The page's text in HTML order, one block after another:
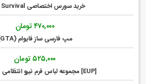
خرید سورس اختصاصی Survival فایوام
۴۷۰,۰۰۰تومان
مپ فارسی ساز فایوام (GTA)
۵۲۵,۰۰۰ تومان
[EUP] مجموعه لباس فرم نیرو انتظامی برای فایوام